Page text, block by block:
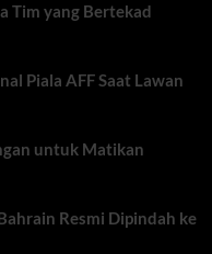
Tim yang Bertekad
Piala AFF Saat Lawan
untuk Matikan
Resmi Dipindah ke